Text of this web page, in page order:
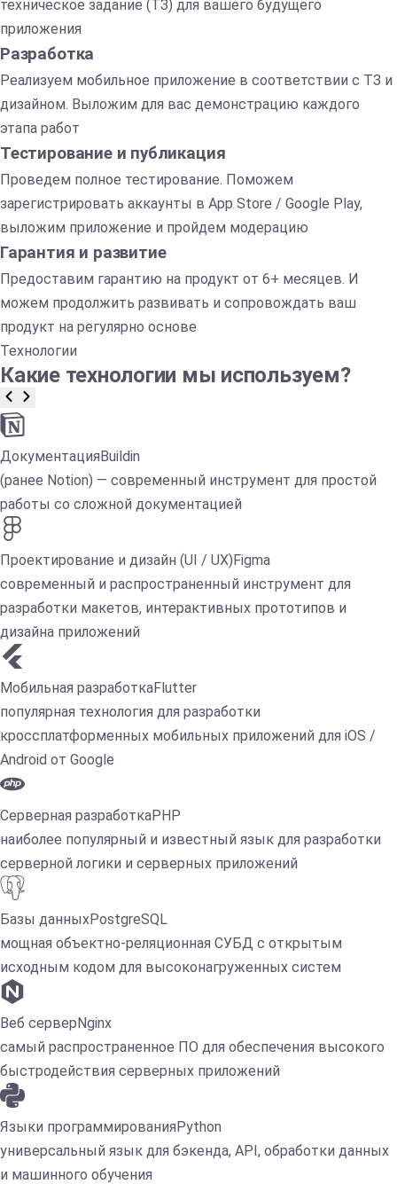
техническое задание (ТЗ) для вашего будущего
приложения
Разработка
Реализуем мобильное приложение в соответствии с ТЗ и
дизайном. Выложим для вас демонстрацию каждого
этапа работ
Тестирование и публикация
Проведем полное тестирование. Поможем
зарегистрировать аккаунты в App Store / Google Play,
выложим приложение и пройдем модерацию
Гарантия и развитие
Предоставим гарантию на продукт от 6+ месяцев. И
можем продолжить развивать и сопровождать ваш
продукт на регулярно основе
Технологии
Какие технологии мы используем?
ДокументацияBuildin
(ранее Notion) — современный инструмент для простой
работы со сложной документацией
Проектирование и дизайн (UI / UX)Figma
современный и распространенный инструмент для
разработки макетов, интерактивных прототипов и
дизайна приложений
Мобильная разработкаFlutter
популярная технология для разработки
кроссплатформенных мобильных приложений для iOS /
Android от Google
Серверная разработкаPHP
наиболее популярный и известный язык для разработки
серверной логики и серверных приложений
Базы данныхPostgreSQL
мощная объектно-реляционная СУБД с открытым
исходным кодом для высоконагруженных систем
Веб серверNginx
самый распространенное ПО для обеспечения высокого
быстродействия серверных приложений
Языки программированияPython
универсальный язык для бэкенда, API, обработки данных
и машинного обучения